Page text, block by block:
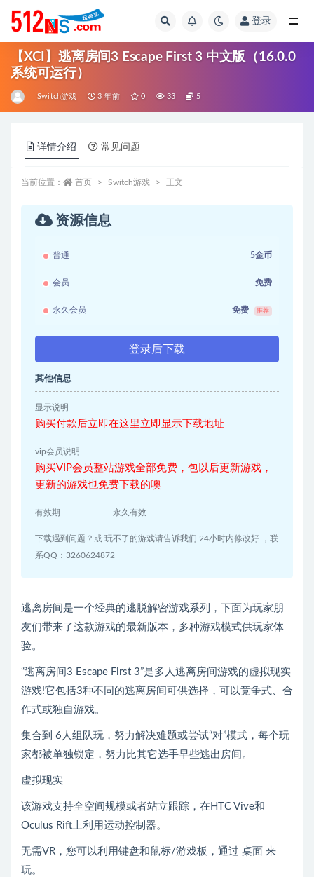
登录
【XCI】逃离房间3 Escape First 3 中文版（16.0.0
系统可运行）
Switch游戏 3 年前 0 33 5
详情介绍 常见问题
当前位置： 首页 Switch游戏 正文
资源信息
普通 5金币
会员 免费
永久会员 免费 推荐
登录后下载
其他信息
显示说明
购买付款后立即在这里立即显示下载地址
vip会员说明
购买VIP会员整站游戏全部免费，包以后更新游戏，
更新的游戏也免费下载的噢
有效期 永久有效
下载遇到问题？或 玩不了的游戏请告诉我们 24小时内修改好 ，联
系QQ：3260624872
逃离房间是一个经典的逃脱解密游戏系列，下面为玩家朋
友们带来了这款游戏的最新版本，多种游戏模式供玩家体
验。
“逃离房间3 Escape First 3”是多人逃离房间游戏的虚拟现实
游戏!它包括3种不同的逃离房间可供选择，可以竞争式、合
作式或独自游戏。
集合到 6人组队玩，努力解决难题或尝试“对”模式，每个玩
家都被单独锁定，努力比其它选手早些逃出房间。
虚拟现实
该游戏支持全空间规模或者站立跟踪，在HTC Vive和
Oculus Rift上利用运动控制器。
无需VR，您可以利用键盘和鼠标/游戏板，通过 桌面 来
玩。